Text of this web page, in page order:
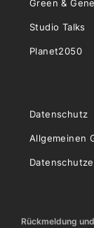
Green &
Studio Talks
Planet2050
Datenschutz
Allgemeinen
Rückmeldung